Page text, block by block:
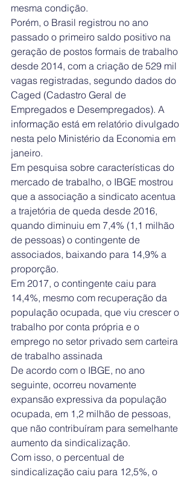
mesma condição.
Porém, o Brasil registrou no ano
passado o primeiro saldo positivo na
geração de postos formais de trabalho
desde 2014, com a criação de 529 mil
vagas registradas, segundo dados do
Caged (Cadastro Geral de
Empregados e Desempregados). A
informação está em relatório divulgado
nesta pelo Ministério da Economia em
janeiro.
Em pesquisa sobre características do
mercado de trabalho, o IBGE mostrou
que a associação a sindicato acentua
a trajetória de queda desde 2016,
quando diminuiu em 7,4% (1,1 milhão
de pessoas) o contingente de
associados, baixando para 14,9% a
proporção.
Em 2017, o contingente caiu para
14,4%, mesmo com recuperação da
população ocupada, que viu crescer o
trabalho por conta própria e o
emprego no setor privado sem carteira
de trabalho assinada
De acordo com o IBGE, no ano
seguinte, ocorreu novamente
expansão expressiva da população
ocupada, em 1,2 milhão de pessoas,
que não contribuíram para semelhante
aumento da sindicalização.
Com isso, o percentual de
sindicalização caiu para 12,5%, o